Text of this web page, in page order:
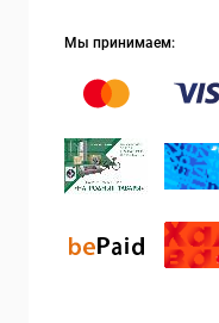
Мы принимаем: